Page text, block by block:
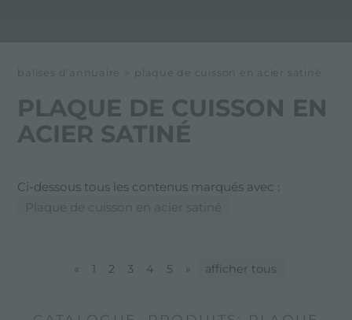
balises d'annuaire > plaque de cuisson en acier satiné
PLAQUE DE CUISSON EN
ACIER SATINÉ
Ci-dessous tous les contenus marqués avec :
Plaque de cuisson en acier satiné
« 1 2 3 4 5 » afficher tous